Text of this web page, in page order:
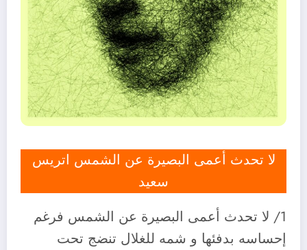
لا تحدث أعمى البصيرة عن الشمس اتريس
سعيد
1/ لا تحدث أعمى البصيرة عن الشمس فرغم
إحساسه بدفئها و شمه للغلال تنضج تحت